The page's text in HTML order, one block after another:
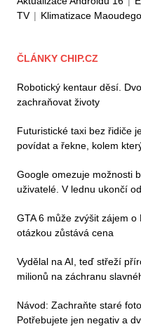
TV | Klimatizace
ČLÁNKY CHIP.CZ
Robotický kentaur děsí.
zachraňovat životy
Futuristické taxi bez řidiče
povídat a řekne, kolem
Google omezuje možnosti
uživatelé. V lednu ukončí
GTA 6 může zvýšit zájem o
otázkou zůstává cena
Vydělal na AI, teď střeží
milionů na záchranu
Návod: Zachraňte staré
Potřebujete jen negativ a